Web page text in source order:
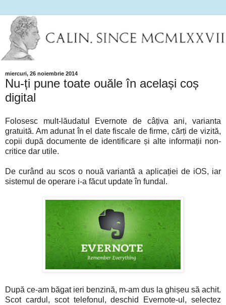
miercuri, 26 noiembrie 2014
Nu-ți pune toate ouăle în același coș
digital
Folosesc mult-lăudatul Evernote de câțiva ani, varianta
gratuită. Am adunat în el date fiscale de firme, cărți de vizită,
copii după documente de identificare și alte informații non-
critice dar utile.
De curând au scos o nouă variantă a aplicației de iOS, iar
sistemul de operare i-a făcut update în fundal.
După ce-am băgat ieri benzină, m-am dus la ghișeu să achit.
Scot cardul, scot telefonul, deschid Evernote-ul, selectez